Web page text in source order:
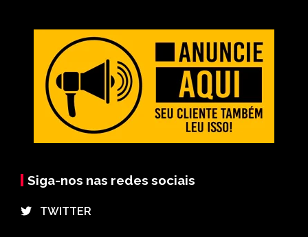
Siga-nos nas redes sociais
⠀TWITTER